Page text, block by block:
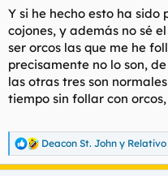
Lo suyo sería guardar las
te mandan para hacerte tus
conversaciones y
Y vamos, de aquí no me bajo.
Y si he hecho esto ha sido
cojones, y además no sé
ser orcos las que me he
precisamente no lo son,
las otras tres son
tiempo sin follar con
R
e
Deacon St. John y Relativo